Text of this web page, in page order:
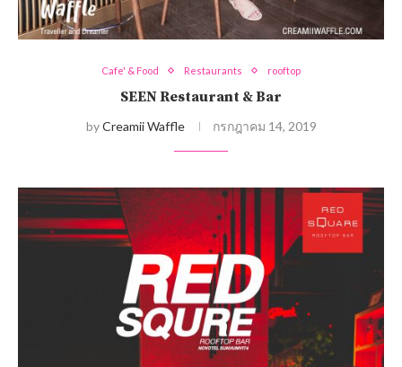
Cafe' & Food Restaurants rooftop
SEEN Restaurant & Bar
byCreamii Waffle กรกฎาคม 14, 2019